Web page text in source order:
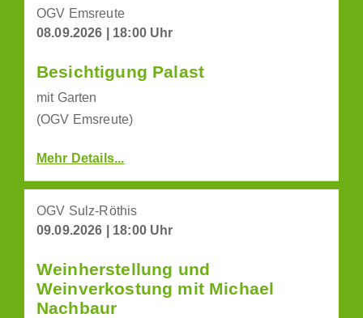
OGV Emsreute
08.09.2026 | 18:00 Uhr
Besichtigung Palast
mit Garten
(OGV Emsreute)
Mehr Details...
OGV Sulz-Röthis
09.09.2026 | 18:00 Uhr
Weinherstellung und
Weinverkostung mit Michael
Nachbaur